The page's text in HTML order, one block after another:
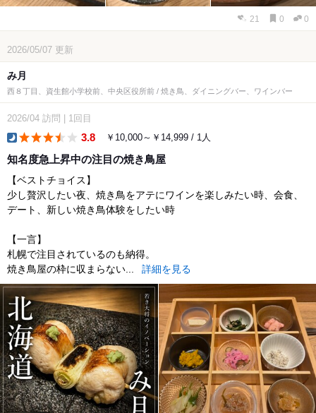
21 0 0
2026/05/07 更新
み月
西８丁目、資生館小学校前、中央区役所前 / 焼き鳥、ダイニングバー、ワインバー
2026/04 訪問 1回目
3.8 ￥10,000～￥14,999 / 1人
知名度急上昇中の注目の焼き鳥屋
【ベストチョイス】
少し贅沢したい夜、焼き鳥をアテにワインを楽しみたい時、会食、
デート、新しい焼き鳥体験をしたい時
【一言】
札幌で注目されているのも納得。
焼き鳥屋の枠に収まらない...
詳細を見る